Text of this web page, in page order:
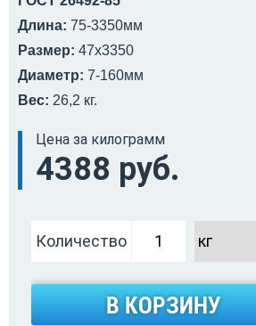
Длина: 75-3350мм
Размер: 47х3350
Диаметр: 7-160мм
Вес: 26,2 кг.
Цена за килограмм
4388 руб.
Количество
В КОРЗИНУ